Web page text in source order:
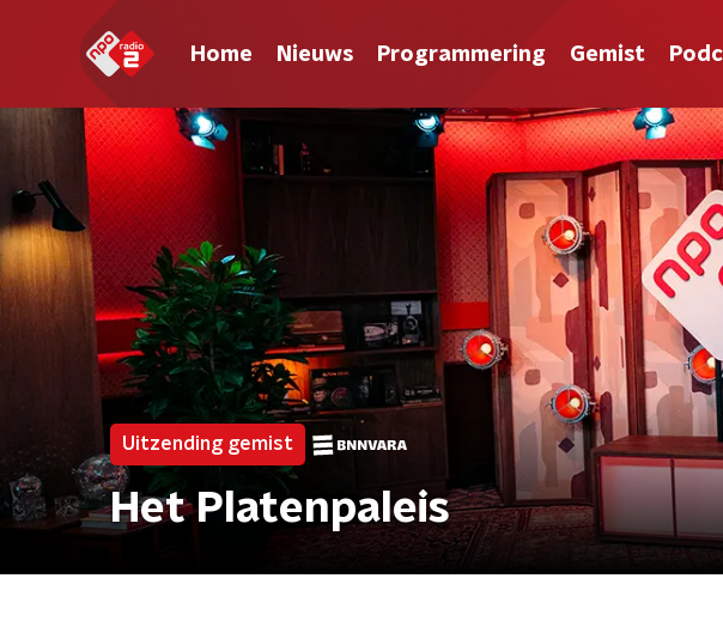
Home Nieuws Programmering Gemist
Uitzending gemist
Het Platenpaleis